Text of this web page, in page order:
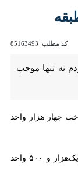
کد مطلب: 85163493
تسریع در روند
هزار واحد در نظر
وی با بیان اینکه اجرای هر دو پروژه در یک بازه زمانی آغاز شد، تصریح‌کرد: در آمار دریافت شده در اسفند ۱۴۰۱، از 2 هزار واحدی که قرار بود در طبس ساخته شود یک‌هزار و ۵۰۰ واحد به